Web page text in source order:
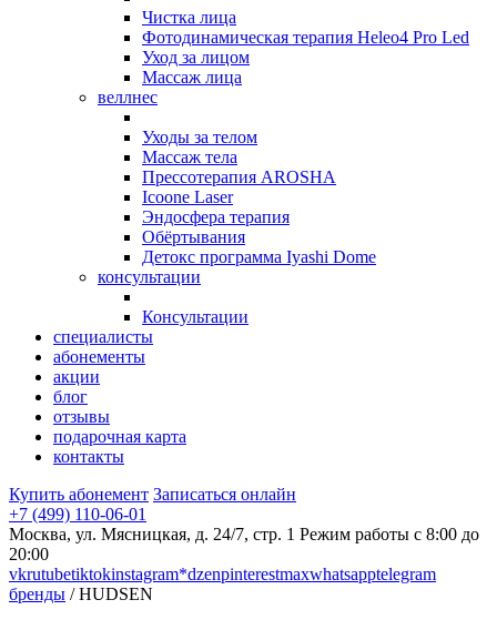
Чистка лица
Фотодинамическая терапия Heleo4 Pro Led
Уход за лицом
Массаж лица
веллнес
Уходы за телом
Массаж тела
Прессотерапия AROSHA
Icoone Laser
Эндосфера терапия
Обёртывания
Детокс программа Iyashi Dome
консультации
Консультации
специалисты
абонементы
акции
блог
отзывы
подарочная карта
контакты
Купить абонемент Записаться онлайн
+7 (499) 110-06-01
Москва, ул. Мясницкая, д. 24/7, стр. 1 Режим работы с 8:00 до
20:00
vkrutubetiktokinstagram*dzenpinterestmaxwhatsapptelegram
бренды / HUDSEN